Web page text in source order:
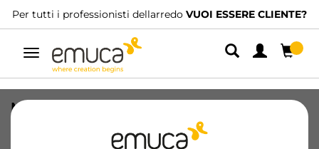
Per tutti i professionisti dellarredo VUOI ESSERE CLIENTE?
Navigazione
Maniglia per mobili Xirivella, L160mm,
interasse 128mm, Alluminio,
Champagne anodizzato